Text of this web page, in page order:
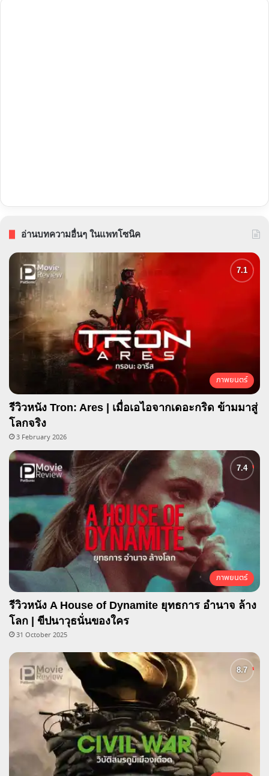
อ่านบทความอื่นๆ ในแพทโซนิค
ภาพยนตร์
รีวิวหนัง Tron: Ares | เมื่อเอไอจากเดอะกริด ข้ามมาสู่
โลกจริง
3 February 2026
ภาพยนตร์
รีวิวหนัง A House of Dynamite ยุทธการ อำนาจ ล้าง
โลก | ขีปนาวุธนั่นของใคร
31 October 2025